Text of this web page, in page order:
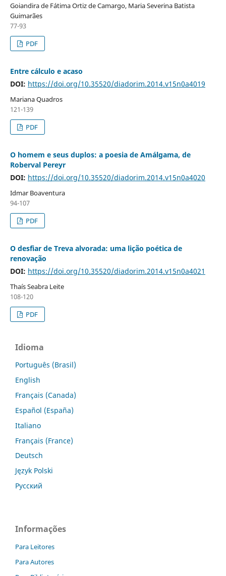
Goiandira de Fátima Ortiz de Camargo, Maria Severina Batista
Guimarães
77-93
PDF
Entre cálculo e acaso
DOI: https://doi.org/10.35520/diadorim.2014.v15n0a4019
Mariana Quadros
121-139
PDF
O homem e seus duplos: a poesia de Amálgama, de
Roberval Pereyr
DOI: https://doi.org/10.35520/diadorim.2014.v15n0a4020
Idmar Boaventura
94-107
PDF
O desfiar de Treva alvorada: uma lição poética de
renovação
DOI: https://doi.org/10.35520/diadorim.2014.v15n0a4021
Thaís Seabra Leite
108-120
PDF
Idioma
Português (Brasil)
English
Français (Canada)
Español (España)
Italiano
Français (France)
Deutsch
Język Polski
Русский
Informações
Para Leitores
Para Autores